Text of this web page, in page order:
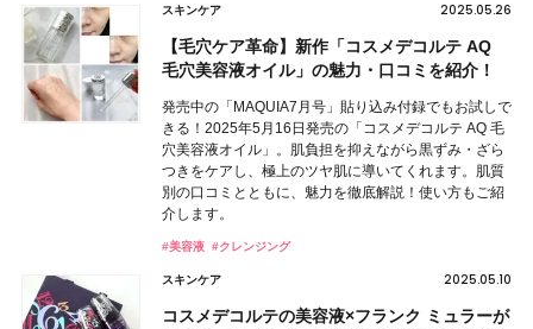
スキンケア 2025.05.26
【毛穴ケア革命】新作「コスメデコルテ AQ
毛穴美容液オイル」の魅力・口コミを紹介！
発売中の「MAQUIA7月号」貼り込み付録でもお試しで
きる！2025年5月16日発売の「コスメデコルテ AQ 毛
穴美容液オイル」。肌負担を抑えながら黒ずみ・ざら
つきをケアし、極上のツヤ肌に導いてくれます。肌質
別の口コミとともに、魅力を徹底解説！使い方もご紹
介します。
#美容液 #クレンジング
スキンケア 2025.05.10
コスメデコルテの美容液×フランク ミュラーが